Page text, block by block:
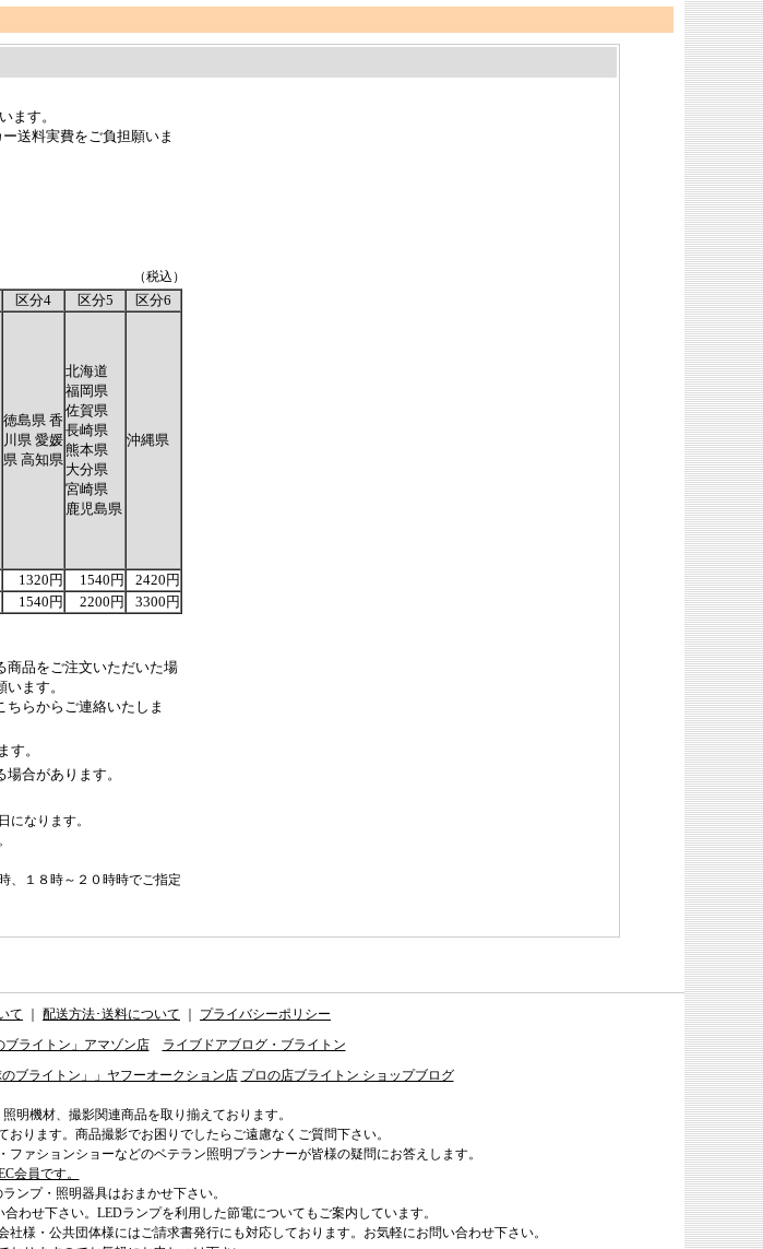
ます。
送料実費をご負担願いま
（税込）
区分4 区分5 区分6
徳島県 香
川県 愛媛
県 高知県
北海道
福岡県
佐賀県
長崎県
熊本県
大分県
宮崎県
鹿児島県
沖縄県
1320円 1540円
2420円
1540円 2200円 3300円
商品をご注文いただいた場
ます。
ちらからご連絡いたしま
す。
合があります。
になります。
、１８時～２０時時でご指定
て 配送方法･送料について
プライバシーポリシー
ブライトン」アマゾン店
ライブドアブログ・ブライトン
のブライトン」」ヤフーオークション店 プロの店ブライトン ショップブログ
明機材、撮影関連商品を取り揃えております。
ります。商品撮影でお困りでしたらご遠慮なくご質問下さい。
ァションショーなどのベテラン照明プランナーが皆様の疑問にお答えします。
会員です。
ランプ・照明器具はおまかせ下さい。
合わせ下さい。LEDランプを利用した節電についてもご案内しています。
社様・公共団体様にはご請求書発行にも対応しております。お気軽にお問い合わせ下さい。